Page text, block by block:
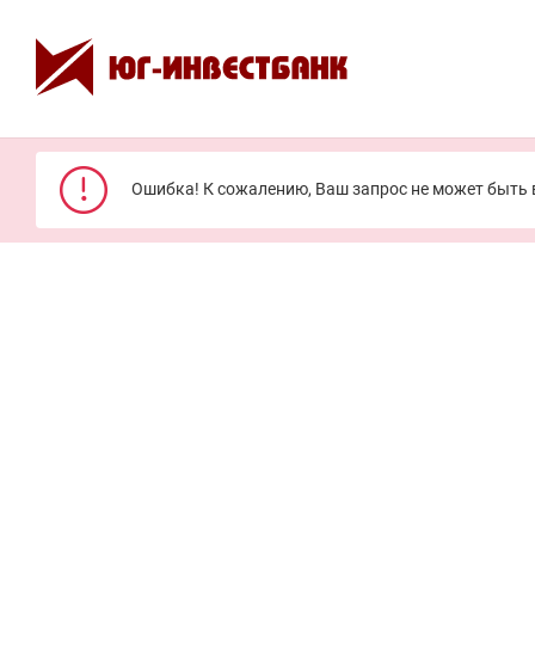
Ошибка! К сожалению, Ваш запрос не может быть